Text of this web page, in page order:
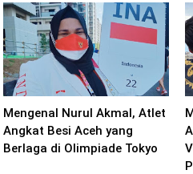
Mengenal Nurul Akmal, Atlet
Angkat Besi Aceh yang
Berlaga di Olimpiade Tokyo